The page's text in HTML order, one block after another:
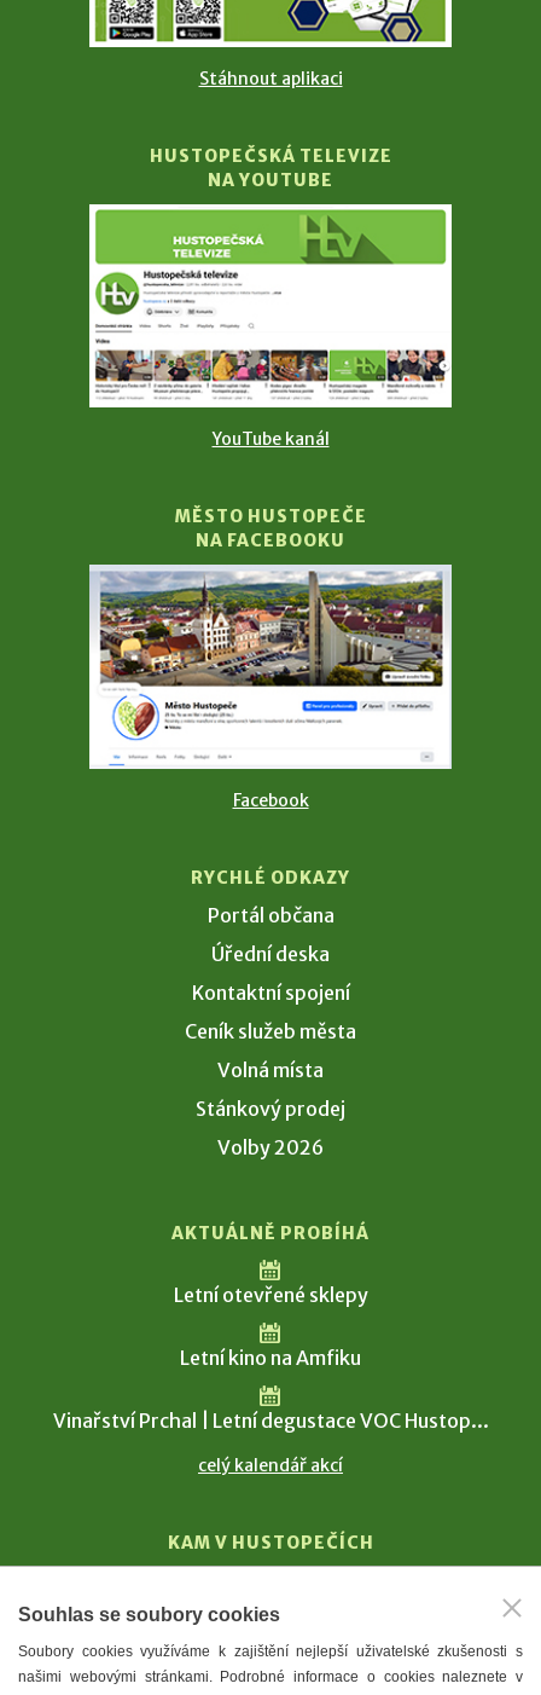
Stáhnout aplikaci
HUSTOPEČSKÁ TELEVIZE
NA YOUTUBE
YouTube kanál
MĚSTO HUSTOPEČE
NA FACEBOOKU
Facebook
RYCHLÉ ODKAZY
Portál občana
Úřední deska
Kontaktní spojení
Ceník služeb města
Volná místa
Stánkový prodej
Volby 2026
AKTUÁLNĚ PROBÍHÁ
Letní otevřené sklepy
Letní kino na Amfiku
Vinařství Prchal | Letní degustace VOC Hustop...
celý kalendář akcí
KAM V HUSTOPEČÍCH
T. G. Masaryk
Mandloně
Souhlas se soubory cookies
Soubory cookies využíváme k zajištění nejlepší uživatelské zkušenosti s
našimi webovými stránkami. Podrobné informace o cookies naleznete v